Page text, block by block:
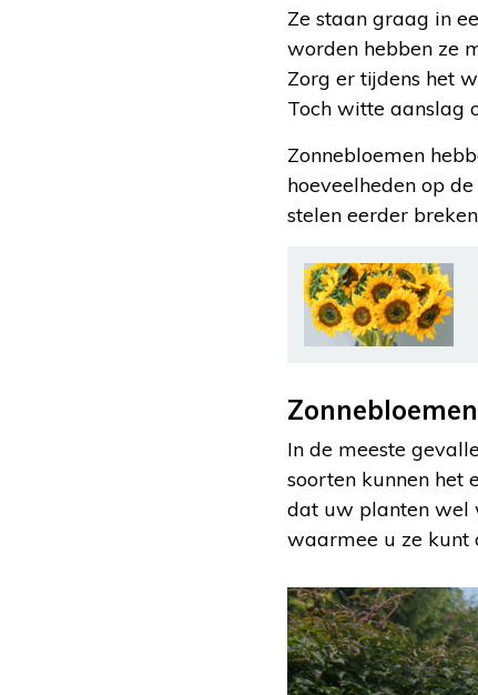
Ze staan graag in
worden hebben ze
Zorg er tijdens het
Toch witte aanslag
Zonnebloemen
hoeveelheden op
stelen eerder
In de meeste
soorten kunnen het
dat uw planten wel
waarmee u ze kunt